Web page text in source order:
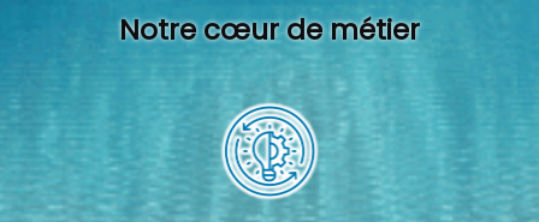
Notre cœur de métier